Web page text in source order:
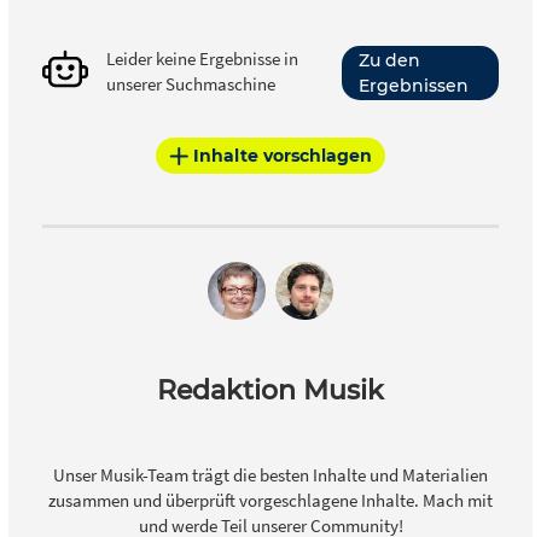
Leider keine Ergebnisse in
unserer Suchmaschine
Zu den
Ergebnissen
Inhalte vorschlagen
Redaktion Musik
Unser Musik-Team trägt die besten Inhalte und Materialien
zusammen und überprüft vorgeschlagene Inhalte. Mach mit
und werde Teil unserer Community!